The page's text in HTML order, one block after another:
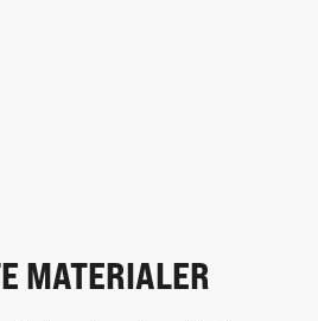
MATERIALER